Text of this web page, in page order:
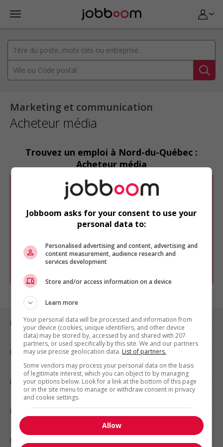
Marketing et communication
Acheteur média
Trouvez un emploi à Nord-du-Québec :
Acheteur média
Désolé, cette recherche n'a produit aucun
résultat.
Veuillez faire une nouvelle recherche.
Vous pouvez en tout temps utiliser nos
chercher un poste selon votre profil
d'intérêt en emploi en vousinscrivant
comme membre Jobboom.
Emplois par ville
Emplois par secteur
Emplois par statut
Emplois par type
Nos suggestions
Jobboom asks for your consent to use your
personal data to:
Personalised advertising and content, advertising and
content measurement, audience research and
services development
Store and/or access information on a device
Learn more
Your personal data will be processed and information from
your device (cookies, unique identifiers, and other device
data) may be stored by, accessed by and shared with 207
partners, or used specifically by this site. We and our partners
may use precise geolocation data. List of partners.
Some vendors may process your personal data on the basis
of legitimate interest, which you can object to by managing
your options below. Look for a link at the bottom of this page
or in the site menu to manage or withdraw consent in privacy
and cookie settings.
Allow